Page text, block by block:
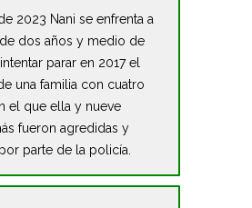
2023 Nani se enfrenta a
dos años y medio de
parar en 2017 el
una familia con cuatro
el que ella y nueve
fueron agredidas y
parte de la policía.